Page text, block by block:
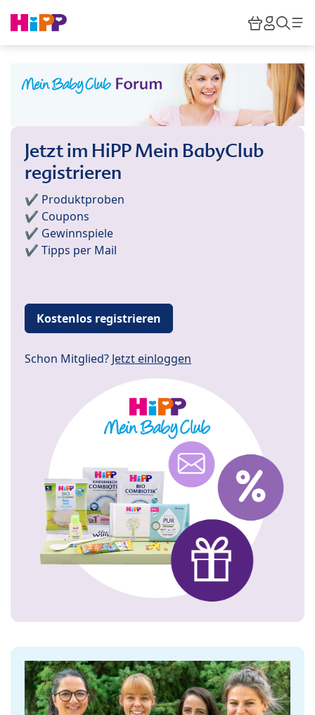
HiPP
Jetzt im HiPP Mein BabyClub
registrieren
✔️ Produktproben
✔️ Coupons
✔️ Gewinnspiele
✔️ Tipps per Mail
Kostenlos registrieren
Schon Mitglied? Jetzt einloggen